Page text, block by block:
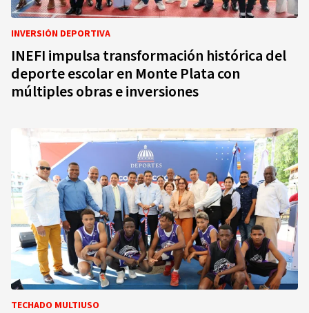
INVERSIÓN DEPORTIVA
INEFI impulsa transformación histórica del
deporte escolar en Monte Plata con
múltiples obras e inversiones
TECHADO MULTIUSO